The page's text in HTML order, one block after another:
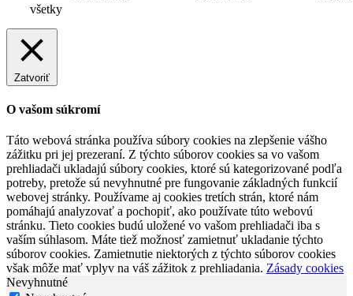
všetky
Zatvoriť
O vašom súkromí
Táto webová stránka používa súbory cookies na zlepšenie vášho
zážitku pri jej prezeraní. Z týchto súborov cookies sa vo vašom
prehliadači ukladajú súbory cookies, ktoré sú kategorizované podľa
potreby, pretože sú nevyhnutné pre fungovanie základných funkcií
webovej stránky. Používame aj cookies tretích strán, ktoré nám
pomáhajú analyzovať a pochopiť, ako používate túto webovú
stránku. Tieto cookies budú uložené vo vašom prehliadači iba s
vaším súhlasom. Máte tiež možnosť zamietnuť ukladanie týchto
súborov cookies. Zamietnutie niektorých z týchto súborov cookies
však môže mať vplyv na váš zážitok z prehliadania. Zásady cookies
Nevyhnutné